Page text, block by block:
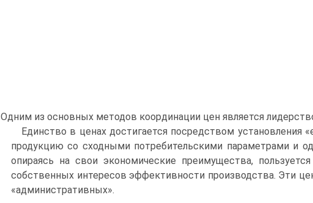
Одним из основных мето­дов координации цен является
Единство в ценах достигается посредством установления
продукцию со сходны­ми потребительскими параметрами и
опираясь на свои экономические преиму­щества,
собственных интересов эффективности производства. Эти
«административных».